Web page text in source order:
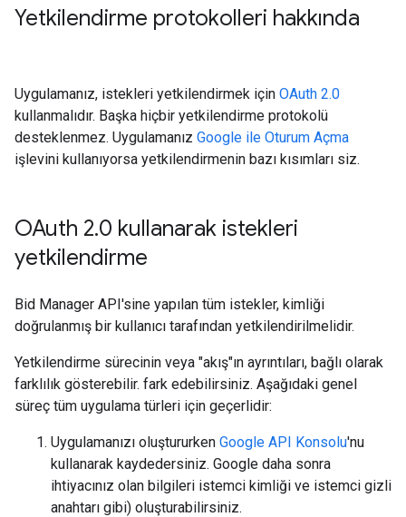
Yetkilendirme protokolleri hakkında
Uygulamanız, istekleri yetkilendirmek için OAuth 2.0
kullanmalıdır. Başka hiçbir yetkilendirme protokolü
desteklenmez. Uygulamanız Google ile Oturum Açma
işlevini kullanıyorsa yetkilendirmenin bazı kısımları siz.
OAuth 2.0 kullanarak istekleri
yetkilendirme
Bid Manager API'sine yapılan tüm istekler, kimliği
doğrulanmış bir kullanıcı tarafından yetkilendirilmelidir.
Yetkilendirme sürecinin veya "akış"ın ayrıntıları, bağlı olarak
farklılık gösterebilir. fark edebilirsiniz. Aşağıdaki genel
süreç tüm uygulama türleri için geçerlidir:
Uygulamanızı oluştururken Google API Konsolu'nu
kullanarak kaydedersiniz. Google daha sonra
ihtiyacınız olan bilgileri istemci kimliği ve istemci gizli
anahtarı gibi) oluşturabilirsiniz.